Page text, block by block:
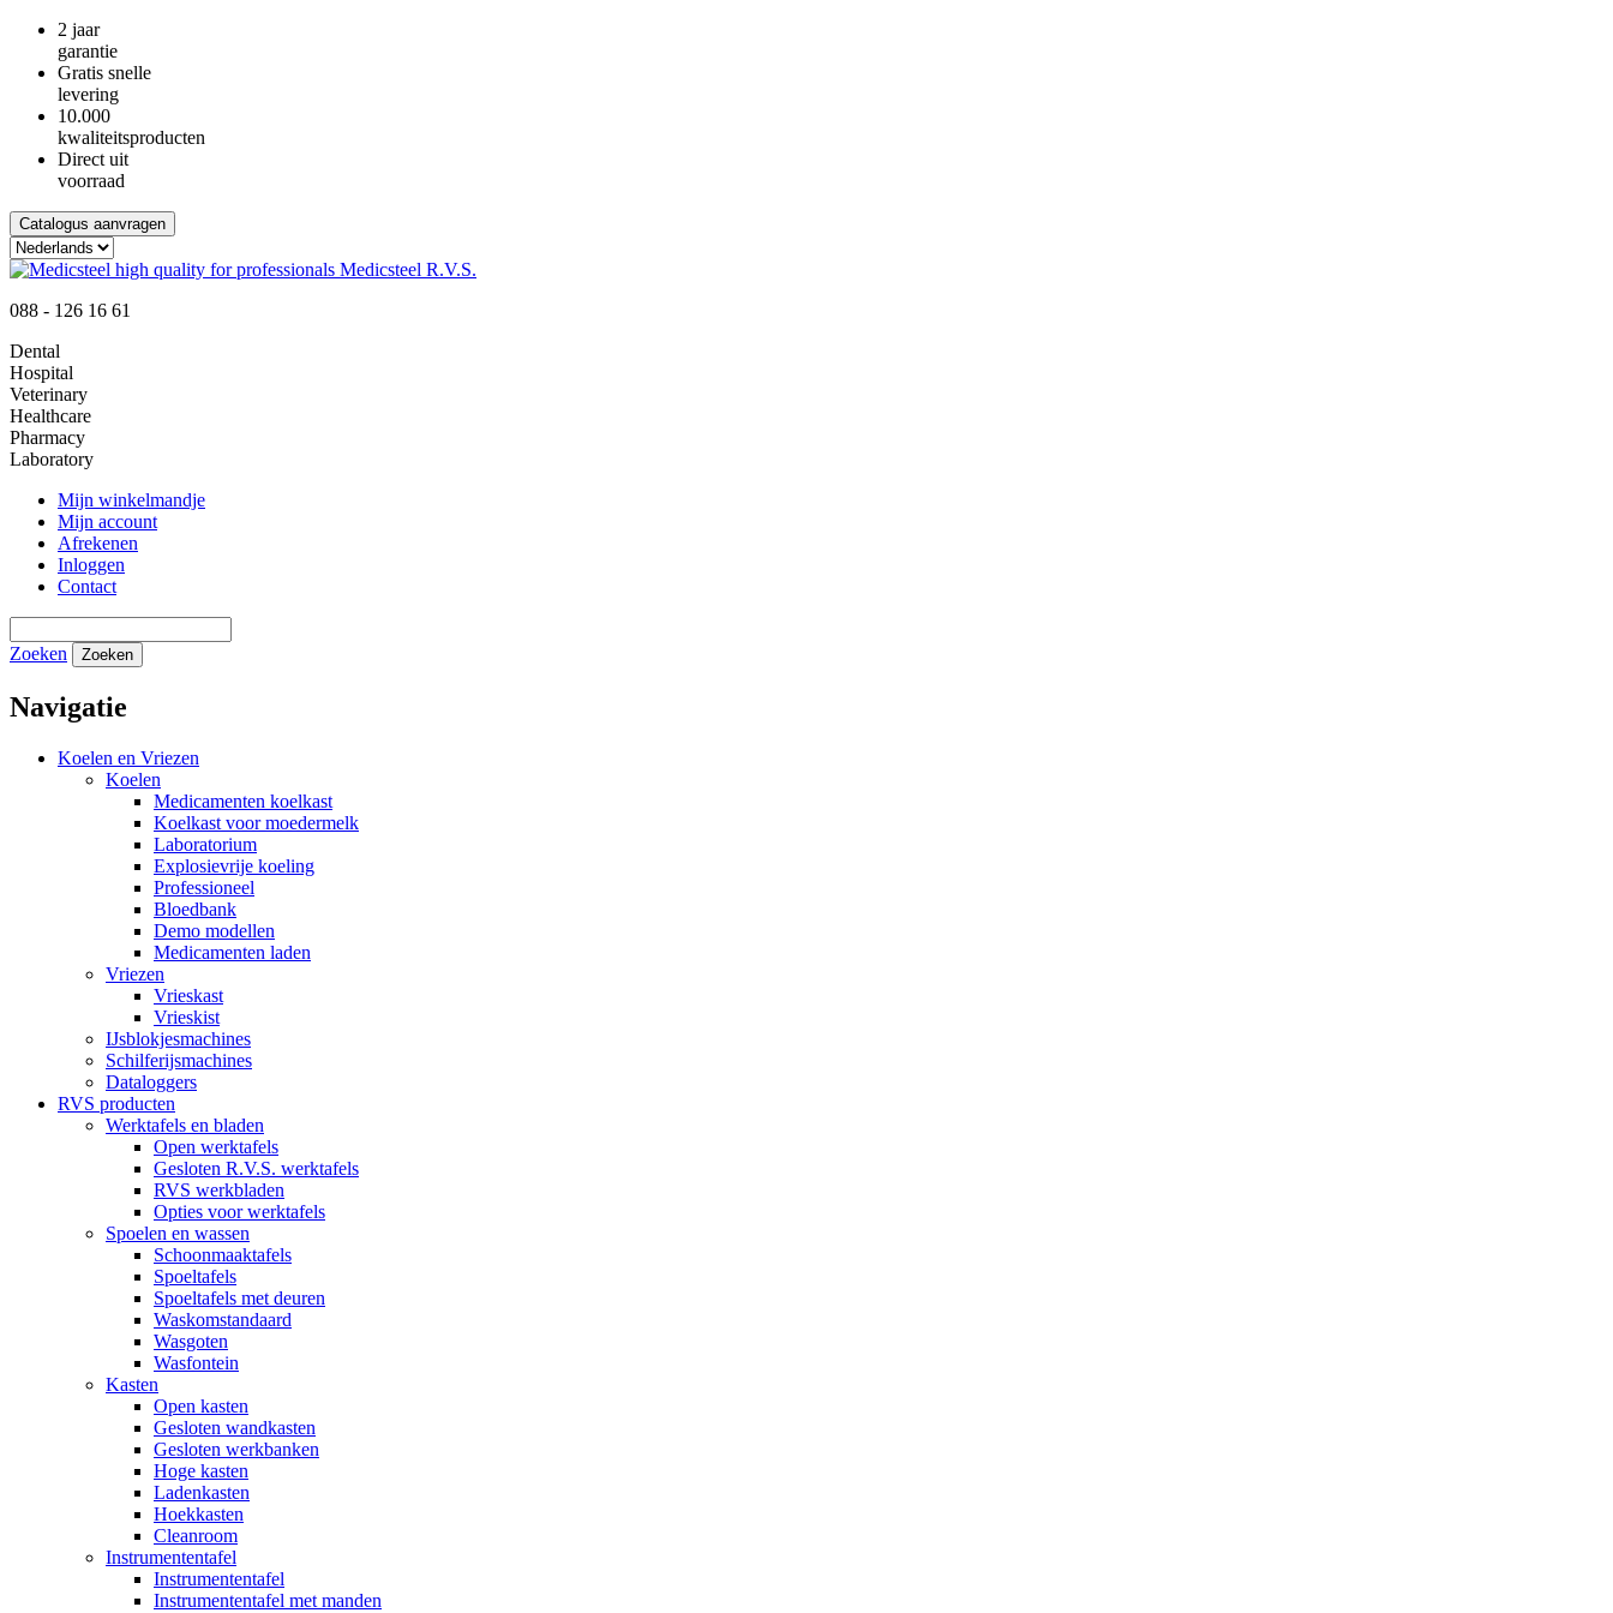
2 jaar
garantie
Gratis snelle
levering
10.000
kwaliteitsproducten
Direct uit
voorraad
Catalogus aanvragen
088 - 126 16 61
Dental
Hospital
Veterinary
Healthcare
Pharmacy
Laboratory
Mijn winkelmandje
Mijn account
Afrekenen
Inloggen
Contact
Zoeken Zoeken
Navigatie
Koelen en Vriezen
Koelen
Medicamenten koelkast
Koelkast voor moedermelk
Laboratorium
Explosievrije koeling
Professioneel
Bloedbank
Demo modellen
Medicamenten laden
Vriezen
Vrieskast
Vrieskist
IJsblokjesmachines
Schilferijsmachines
Dataloggers
RVS producten
Werktafels en bladen
Open werktafels
Gesloten R.V.S. werktafels
RVS werkbladen
Opties voor werktafels
Spoelen en wassen
Schoonmaaktafels
Spoeltafels
Spoeltafels met deuren
Waskomstandaard
Wasgoten
Wasfontein
Kasten
Open kasten
Gesloten wandkasten
Gesloten werkbanken
Hoge kasten
Ladenkasten
Hoekkasten
Cleanroom
Instrumententafel
Instrumententafel
Instrumententafel met manden